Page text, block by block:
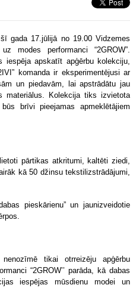
gada 17.jūlijā no 19.00 Vidzemes
modes performanci “2GROW”.
iespēja apskatīt apģērbu kolekciju,
komanda ir eksperimentējusi ar
un piedavām, lai apstrādātu jau
materiālus. Kolekcija tiks izvietota
brīvi pieejamas apmeklētājiem
pārtikas atkritumi, kaltēti ziedi,
kā 50 džinsu tekstilizstrādājumi,
pieskārienu” un jaunizveidotie
tikai otrreizēju apģērbu
“2GROW’’ parāda, kā dabas
iespējas mūsdienu modei un